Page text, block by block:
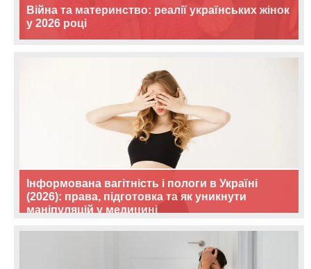
Війна та материнство: реалії українських жінок
у 2026 році
Інформована вагітність і пологи в Україні
(2026): права, підготовка та як уникнути
маніпуляцій у медицині